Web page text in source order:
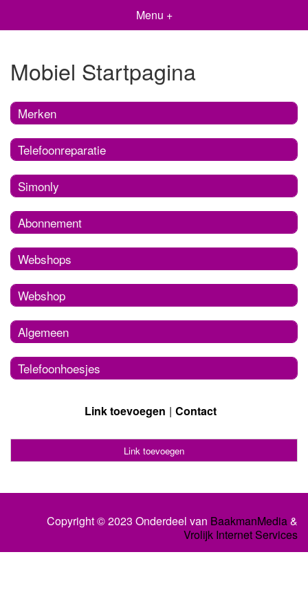
Menu +
Mobiel Startpagina
Merken
Telefoonreparatie
Simonly
Abonnement
Webshops
Webshop
Algemeen
Telefoonhoesjes
Link toevoegen Contact
Link toevoegen
Copyright © 2023 Onderdeel van BaakmanMedia&
Vrolijk Internet Services